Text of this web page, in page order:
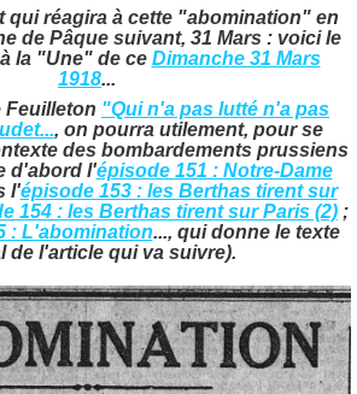
qui réagira à cette "abomination" en
de Pâque suivant, 31 Mars : voici le
la "Une" de ce Dimanche 31 Mars
1918...
Feuilleton "Qui n'a pas lutté n'a pas
, on pourra utilement, pour se
des bombardements prussiens
d'abord l'épisode 151 : Notre-Dame
l'épisode 153 : les Berthas tirent sur
154 : les Berthas tirent sur Paris (2) ;
: L'abomination..., qui donne le texte
de l'article qui va suivre).